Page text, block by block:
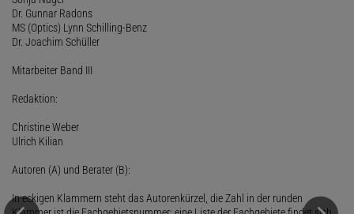
Dr. Gunnar Radons
MS (Optics) Lynn Schilling-Benz
Dr. Joachim Schüller
Mitarbeiter Band III
Redaktion:
Christine Weber
Ulrich Kilian
Autoren (A) und Berater (B):
In eckigen Klammern steht das Autorenkürzel, die Zahl in der runden